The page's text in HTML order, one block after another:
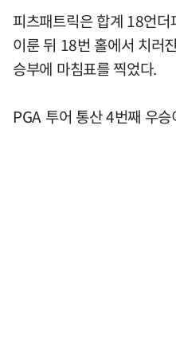
피츠패트릭은 합계 18언
이룬 뒤 18번 홀에서 치러
승부에 마침표를 찍었다.
PGA 투어 통산 4번째 우승